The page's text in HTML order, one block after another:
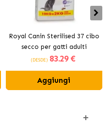
Royal Canin Sterilised 37 cibo
secco per gatti adulti
sterilizzati
(DESDE) 83.29 €
Aggiungi